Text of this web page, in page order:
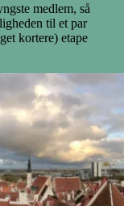
medlem, så
til et par
kortere) etape